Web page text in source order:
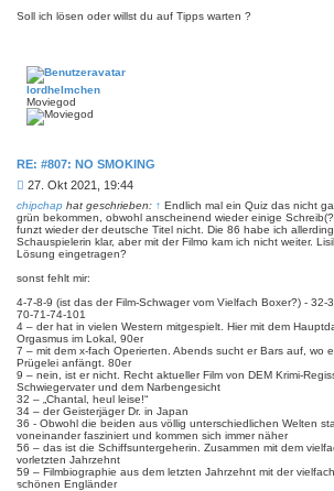
Soll ich lösen oder willst du auf Tipps warten ?
lordhelmchen
Moviegod
RE: #807: NO SMOKING
B
e
i
t
r
a
g
27. Okt 2021, 19:44
chipchap hat geschrieben: ↑ Endlich mal ein Quiz das nicht
grün bekommen, obwohl anscheinend wieder einige
funzt wieder der deutsche Titel nicht. Die 86 habe ich
Schauspielerin klar, aber mit der Filmo kam ich nicht weiter.
Lösung eingetragen?
sonst fehlt mir:
4-7-8-9 (ist das der Film-Schwager vom Vielfach Boxer?) - 32-
70-71-74-101
4 – der hat in vielen Western mitgespielt. Hier mit dem
Orgasmus im Lokal, 90er
7 – mit dem x-fach Operierten. Abends sucht er Bars auf, wo
Prügelei anfängt. 80er
9 – nein, ist er nicht. Recht aktueller Film von DEM Krimi-
Schwiegervater und dem Narbengesicht
32 – „Chantal, heul leise!“
34 – der Geisterjäger Dr. in Japan
36 - Obwohl die beiden aus völlig unterschiedlichen Welten
voneinander fasziniert und kommen sich immer näher
56 – das ist die Schiffsuntergeherin. Zusammen mit dem
vorletzten Jahrzehnt
59 – Filmbiographie aus dem letzten Jahrzehnt mit der
schönen Engländer